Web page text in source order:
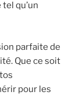
qu’un
parfaite de
Que ce soit
pour les